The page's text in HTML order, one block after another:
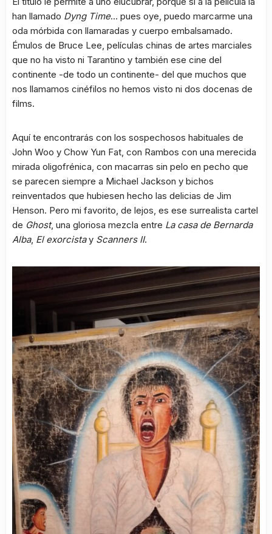
han llamado Dyng Time… pues oye, puedo marcarme una
oda mórbida con llamaradas y cuerpo embalsamado.
Émulos de Bruce Lee, películas chinas de artes marciales
que no ha visto ni Tarantino y también ese cine del
continente -de todo un continente- del que muchos que
nos llamamos cinéfilos no hemos visto ni dos docenas de
films.
Aquí te encontrarás con los sospechosos habituales de
John Woo y Chow Yun Fat, con Rambos con una merecida
mirada oligofrénica, con macarras sin pelo en pecho que
se parecen siempre a Michael Jackson y bichos
reinventados que hubiesen hecho las delicias de Jim
Henson. Pero mi favorito, de lejos, es ese surrealista cartel
de Ghost, una gloriosa mezcla entre La casa de Bernarda
Alba, El exorcistay Scanners II.